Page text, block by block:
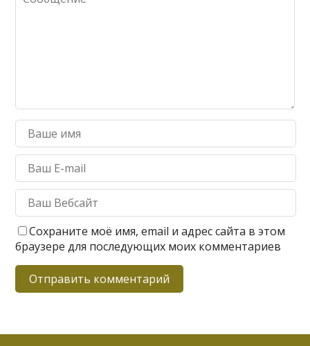
Сохраните моё имя, email и адрес сайта в этом
браузере для последующих моих комментариев